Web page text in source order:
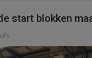
start blokken